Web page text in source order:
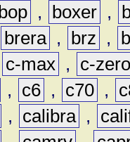
bop , boxer ,
brera , brz ,
c-max , c-zero
, c6 , c70 ,
, calibra ,